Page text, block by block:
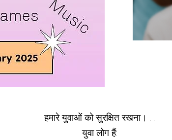
हमारे युवाओं को सुरक्षित रखना। . .
युवा लोग हैं: